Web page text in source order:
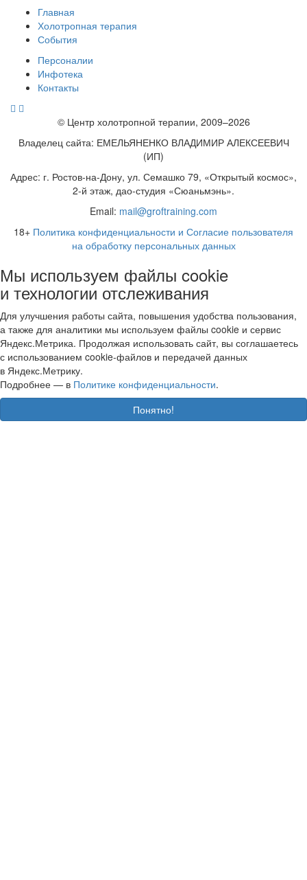
Главная
Холотропная терапия
События
Персоналии
Инфотека
Контакты
© Центр холотропной терапии, 2009–2026
Владелец сайта: ЕМЕЛЬЯНЕНКО ВЛАДИМИР АЛЕКСЕЕВИЧ
(ИП)
Адрес: г. Ростов-на-Дону, ул. Семашко 79, «Открытый космос»,
2-й этаж, дао-студия «Сюаньмэнь».
Email: mail@groftraining.com
18+ Политика конфиденциальности и Согласие пользователя
на обработку персональных данных
Мы используем файлы cookie
и технологии отслеживания
Для улучшения работы сайта, повышения удобства пользования,
а также для аналитики мы используем файлы cookie и сервис
Яндекс.Метрика. Продолжая использовать сайт, вы соглашаетесь
с использованием cookie-файлов и передачей данных
в Яндекс.Метрику.
Подробнее — в Политике конфиденциальности.
Понятно!